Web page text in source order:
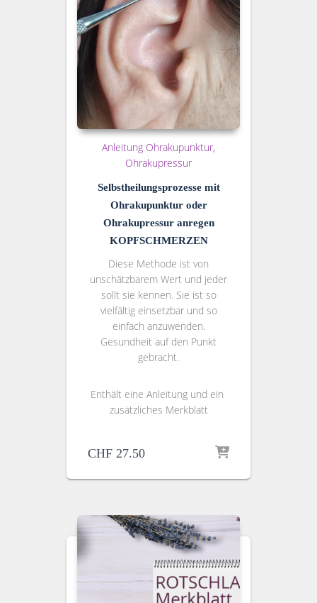
Anleitung Ohrakupunktur
Ohrakupressur
Selbstheilungsprozesse mit
Ohrakupunktur oder
Ohrakupressur anregen
KOPFSCHMERZEN
Diese Methode ist von
unschätzbarem Wert und jeder
sollt sie kennen. Sie ist so
vielfältig einsetzbar und so
einfach anzuwenden.
Gesundheit auf den Punkt
gebracht.
Enthält eine Anleitung und ein
zusätzliches Merkblatt
CHF 27.50